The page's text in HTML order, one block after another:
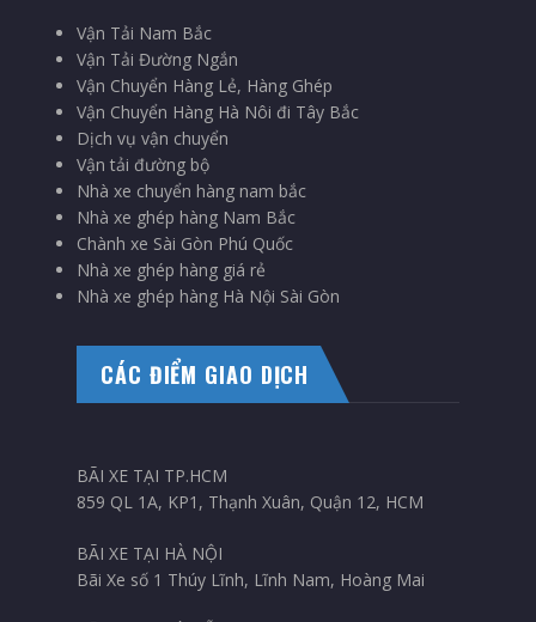
Vận Tải Nam Bắc
Vận Tải Đường Ngắn
Vận Chuyển Hàng Lẻ, Hàng Ghép
Vận Chuyển Hàng Hà Nôi đi Tây Bắc
Dịch vụ vận chuyển
Vận tải đường bộ
Nhà xe chuyển hàng nam bắc
Nhà xe ghép hàng Nam Bắc
Chành xe Sài Gòn Phú Quốc
Nhà xe ghép hàng giá rẻ
Nhà xe ghép hàng Hà Nội Sài Gòn
CÁC ĐIỂM GIAO DỊCH
BÃI XE TẠI TP.HCM
859 QL 1A, KP1, Thạnh Xuân, Quận 12, HCM
BÃI XE TẠI HÀ NỘI
Bãi Xe số 1 Thúy Lĩnh, Lĩnh Nam, Hoàng Mai